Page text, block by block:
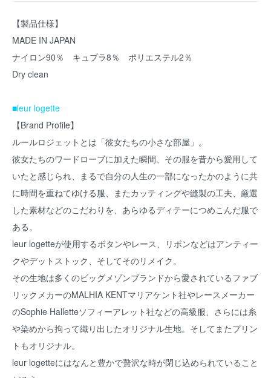
【製品仕様】
MADE IN JAPAN
ナイロン90％ キュプラ8％ ポリエステル2％
Dry clean
■leur logette
【Brand Profile】
ルールロジェットとは「彼女たちの小さな部屋」。
彼女たちのワードローブに加えた瞬間、その服を昔から愛用して
いたと感じられ、まるで自分の人生の一部になったかのように共
に時間を重ねてゆける服、またカッティングや縫製の工夫、厳選
した素材などのこだわりを、あらゆるディテーにつめこんだ服で
ある。
leur logetteが使用するボタンやレース、リボンなどはアンティー
クやデットストック、そしてそのリメイク。
その生地は多くのビッグメゾンブランドから愛されているファブ
リックメカーのMALHIA KENTマリアケント社やレースメーカー
のSophie Halletteソフィーアレット社などの高級服、さらには糸
や染めから拘って織り出したオリジナル生地。そしてまたプリン
トもオリジナル。
leur logetteにはなんと豊かで贅沢な時が閉じ込められていること